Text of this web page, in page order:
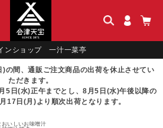
ンショップ 一汁一菜亭
間、通販ご注文商品の出荷を休止させてい
ただきます。
5日(水)正午までとし、8月5日(水)午後以降の
17日(月)より順次出荷となります。
おいしいお味噌汁